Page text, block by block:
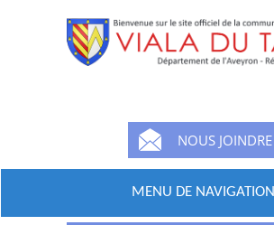
NOUS JOINDRE
MENU DE NAVIGATION